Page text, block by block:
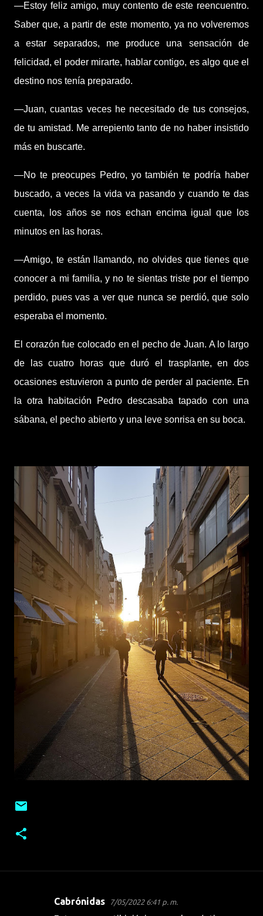
—Estoy feliz amigo, muy contento de este reencuentro.
Saber que, a partir de este momento, ya no volveremos
a estar separados, me produce una sensación de
felicidad, el poder mirarte, hablar contigo, es algo que el
destino nos tenía preparado.
—Juan, cuantas veces he necesitado de tus consejos,
de tu amistad. Me arrepiento tanto de no haber insistido
más en buscarte.
—No te preocupes Pedro, yo también te podría haber
buscado, a veces la vida va pasando y cuando te das
cuenta, los años se nos echan encima igual que los
minutos en las horas.
—Amigo, te están llamando, no olvides que tienes que
conocer a mi familia, y no te sientas triste por el tiempo
perdido, pues vas a ver que nunca se perdió, que solo
esperaba el momento.
El corazón fue colocado en el pecho de Juan. A lo largo
de las cuatro horas que duró el trasplante, en dos
ocasiones estuvieron a punto de perder al paciente. En
la otra habitación Pedro descasaba tapado con una
sábana, el pecho abierto y una leve sonrisa en su boca.
Cabrónidas 7/05/2022 6:41 p. m.